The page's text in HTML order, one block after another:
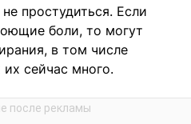
простудиться. Если
боли, то могут
в том числе
сейчас много.